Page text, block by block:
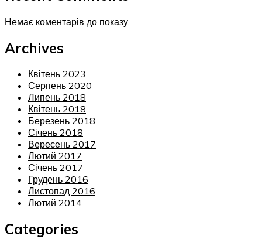
Немає коментарів до показу.
Archives
Квітень 2023
Серпень 2020
Липень 2018
Квітень 2018
Березень 2018
Січень 2018
Вересень 2017
Лютий 2017
Січень 2017
Грудень 2016
Листопад 2016
Лютий 2014
Categories